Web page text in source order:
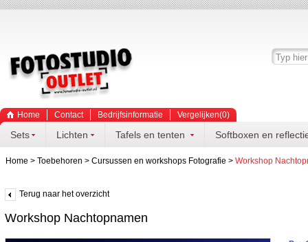
Home Contact Bedrijfsinformatie Vergelijken(0)
Sets Lichten Tafels en tenten Softboxen en
Home > Toebehoren > Cursussen en workshops Fotografie > Workshop
Terug naar het overzicht
Workshop Nachtopnamen